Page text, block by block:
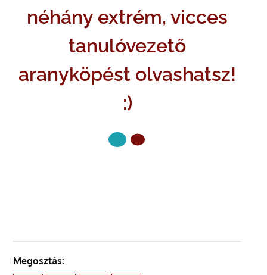
néhány extrém, vicces
tanulóvezető
aranyköpést olvashatsz!
:)
Megosztás: